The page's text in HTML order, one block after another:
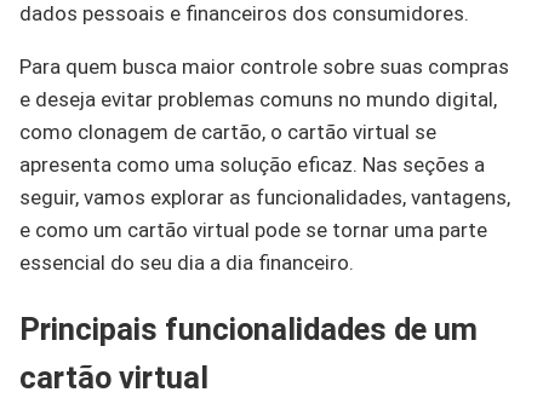
dados pessoais e financeiros dos consumidores.
Para quem busca maior controle sobre suas compras
e deseja evitar problemas comuns no mundo digital,
como clonagem de cartão, o cartão virtual se
apresenta como uma solução eficaz. Nas seções a
seguir, vamos explorar as funcionalidades, vantagens,
e como um cartão virtual pode se tornar uma parte
essencial do seu dia a dia financeiro.
Principais funcionalidades de um
cartão virtual